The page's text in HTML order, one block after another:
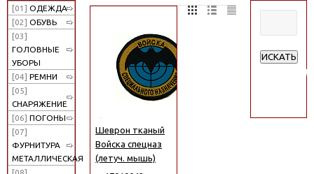
[01] ОДЕЖДА
[02] ОБУВЬ
[03]
ГОЛОВНЫЕ
УБОРЫ
[04] РЕМНИ
[05]
СНАРЯЖЕНИЕ
[06] ПОГОНЫ
[07]
ФУРНИТУРА
МЕТАЛЛИЧЕСКАЯ
Шеврон тканый
Войска спецназ
(летуч. мышь)
ИСКАТЬ